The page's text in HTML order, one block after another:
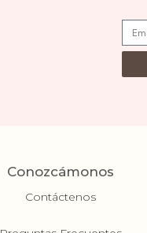
Conozcámonos
Contáctenos